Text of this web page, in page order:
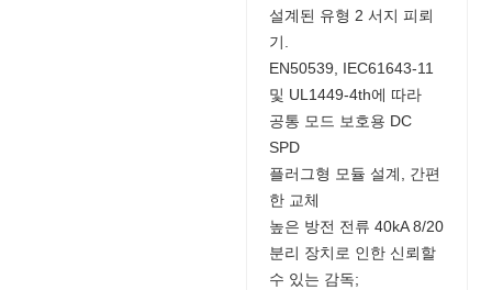
설계된 유형 2 서지 피뢰
기.
EN50539, IEC61643-11
및 UL1449-4th에 따라
공통 모드 보호용 DC
SPD
플러그형 모듈 설계, 간편
한 교체
높은 방전 전류 40kA 8/20
분리 장치로 인한 신뢰할
수 있는 감독;